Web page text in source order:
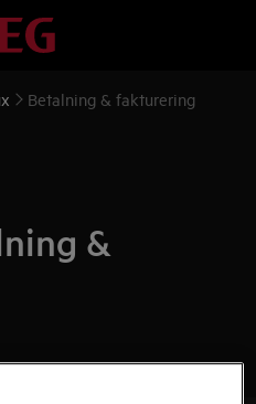
Betalning & fakturering
&